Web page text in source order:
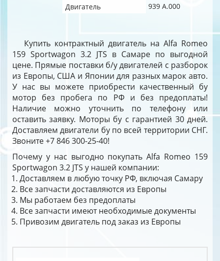
Двигатель
939 A.000
Купить контрактный двигатель на Alfa Romeo
159 Sportwagon 3.2 JTS в Самаре по выгодной
цене. Прямые поставки б/у двигателей с разборок
из Европы, США и Японии для разных марок авто.
У нас вы можете приобрести качественный бу
мотор без пробега по РФ и без предоплаты!
Наличие можно уточнить по телефону или
оставить заявку. Моторы бу с гарантией 30 дней.
Доставляем двигатели бу по всей территории СНГ.
Звоните +7 846 300-25-40!
Почему у нас выгодно покупать Alfa Romeo 159
Sportwagon 3.2 JTS у нашей компании:
Доставляем в любую точку РФ, включая Самару
Все запчасти доставляются из Европы
Мы работаем без предоплаты
Все запчасти имеют необходимые документы
Привозим двигатель под заказ из Европы